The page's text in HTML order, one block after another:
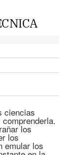
ciencias
los
los
emular los